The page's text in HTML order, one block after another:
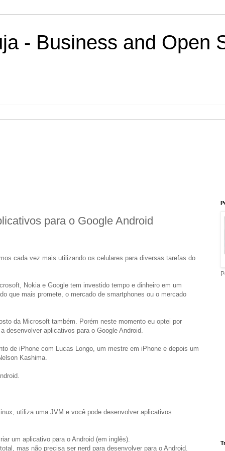
- Business and Open
para o Google Android
cada vez mais utilizando os celulares para diversas tarefas do
Nokia e Google tem investido tempo e dinheiro em um
que mais promete, o mercado de smartphones ou o mercado
da Microsoft também. Porém neste momento eu optei por
desenvolver aplicativos para o Google Android.
de iPhone com Lucas Longo, um mestre em iPhone e depois um
Kashima.
utiliza uma JVM e você pode desenvolver aplicativos
um aplicativo para o Android (em inglês).
mas não precisa ser nerd para desenvolver para o Android.